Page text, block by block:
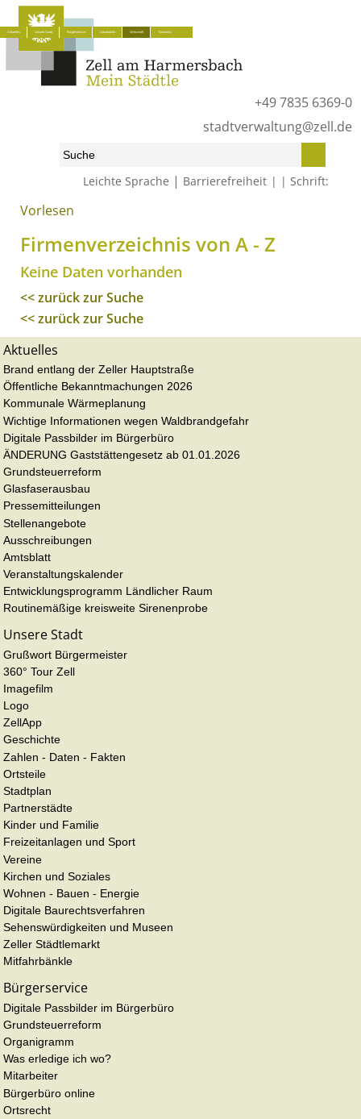
+49 7835 6369-0
stadtverwaltung@zell.de
Leichte Sprache | Barrierefreiheit Schrift:
Aktuelles Unsere Stadt Bürgerservice Lokalpolitik Wirtschaft Tourismus
Start» Wirtschaft» Firmenverzeichnis von A - Z
Vorlesen
Firmenverzeichnis von A - Z
Keine Daten vorhanden
<< zurück zur Suche
<< zurück zur Suche
Aktuelles
Brand entlang der Zeller Hauptstraße
Öffentliche Bekanntmachungen 2026
Kommunale Wärmeplanung
Wichtige Informationen wegen Waldbrandgefahr
Digitale Passbilder im Bürgerbüro
ÄNDERUNG Gaststättengesetz ab 01.01.2026
Grundsteuerreform
Glasfaserausbau
Pressemitteilungen
Stellenangebote
Ausschreibungen
Amtsblatt
Veranstaltungskalender
Entwicklungsprogramm Ländlicher Raum
Routinemäßige kreisweite Sirenenprobe
Unsere Stadt
Grußwort Bürgermeister
360° Tour Zell
Imagefilm
Logo
ZellApp
Geschichte
Zahlen - Daten - Fakten
Ortsteile
Stadtplan
Partnerstädte
Kinder und Familie
Freizeitanlagen und Sport
Vereine
Kirchen und Soziales
Wohnen - Bauen - Energie
Digitale Baurechtsverfahren
Sehenswürdigkeiten und Museen
Zeller Städtlemarkt
Mitfahrbänkle
Bürgerservice
Digitale Passbilder im Bürgerbüro
Grundsteuerreform
Organigramm
Was erledige ich wo?
Mitarbeiter
Bürgerbüro online
Ortsrecht